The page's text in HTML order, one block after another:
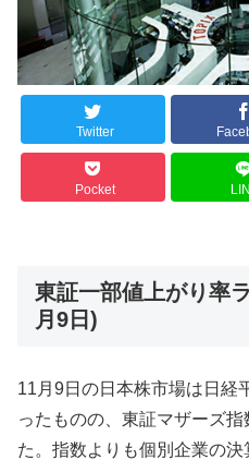
Twitter
Pocket
東証一部値上がり率
月9日)
11月9日の日本株市場は日経
ったものの、東証マザーズ
た。指数よりも個別企業の